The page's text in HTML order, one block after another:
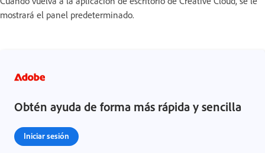
mostrará el panel predeterminado.
Obtén ayuda de forma más rápida y sencilla
Iniciar sesión